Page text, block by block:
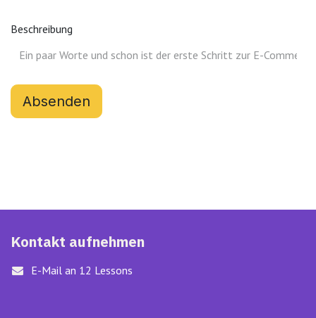
Beschreibung
Absenden
Kontakt aufnehmen
E-Mail an 12 Lessons